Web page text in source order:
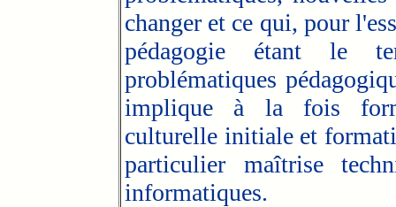
changer et ce qui, pour
pédagogie étant le
problématiques
implique à la fois
culturelle initiale et
particulier maîtrise
informatiques.